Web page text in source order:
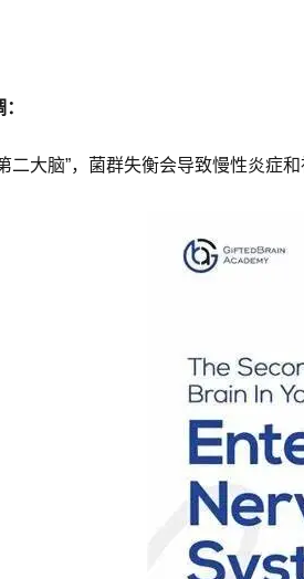
二大脑”，菌群失衡会导致慢性炎症